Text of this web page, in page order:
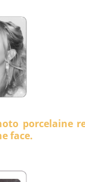
porcelaine
face.